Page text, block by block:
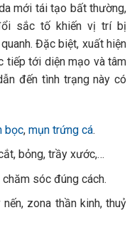
mới tái tạo bất thường,
sắc tố khiến vị trí bị
Đặc biệt, xuất hiện
tiếp tới diện mạo và tâm
đến tình trạng này có
bọc, mụn trứng cá.
bỏng, trầy xước,…
sóc đúng cách.
zona thần kinh, thuỷ